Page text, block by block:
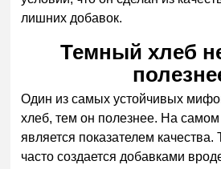
лишних добавок.
Темный хлеб
Один из самых устойчивых
хлеб, тем он полезнее. На самом
является показателем
часто создается добавками